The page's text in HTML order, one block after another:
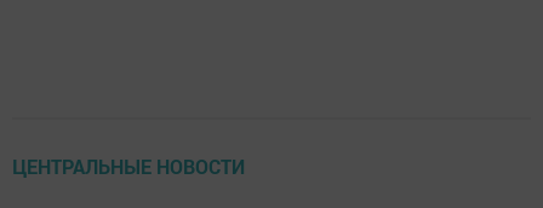
ЦЕНТРАЛЬНЫЕ НОВОСТИ